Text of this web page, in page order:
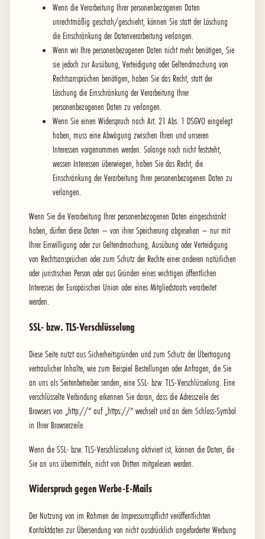
Wenn die Verarbeitung Ihrer personenbezogenen Daten
unrechtmäßig geschah/geschieht, können Sie statt der Löschung
die Einschränkung der Datenverarbeitung verlangen.
Wenn wir Ihre personenbezogenen Daten nicht mehr benötigen, Sie
sie jedoch zur Ausübung, Verteidigung oder Geltendmachung von
Rechtsansprüchen benötigen, haben Sie das Recht, statt der
Löschung die Einschränkung der Verarbeitung Ihrer
personenbezogenen Daten zu verlangen.
Wenn Sie einen Widerspruch nach Art. 21 Abs. 1 DSGVO eingelegt
haben, muss eine Abwägung zwischen Ihren und unseren
Interessen vorgenommen werden. Solange noch nicht feststeht,
wessen Interessen überwiegen, haben Sie das Recht, die
Einschränkung der Verarbeitung Ihrer personenbezogenen Daten zu
verlangen.
Wenn Sie die Verarbeitung Ihrer personenbezogenen Daten eingeschränkt
haben, dürfen diese Daten – von ihrer Speicherung abgesehen – nur mit
Ihrer Einwilligung oder zur Geltendmachung, Ausübung oder Verteidigung
von Rechtsansprüchen oder zum Schutz der Rechte einer anderen natürlichen
oder juristischen Person oder aus Gründen eines wichtigen öffentlichen
Interesses der Europäischen Union oder eines Mitgliedstaats verarbeitet
werden.
SSL- bzw. TLS-Verschlüsselung
Diese Seite nutzt aus Sicherheitsgründen und zum Schutz der Übertragung
vertraulicher Inhalte, wie zum Beispiel Bestellungen oder Anfragen, die Sie
an uns als Seitenbetreiber senden, eine SSL- bzw. TLS-Verschlüsselung. Eine
verschlüsselte Verbindung erkennen Sie daran, dass die Adresszeile des
Browsers von „http://“ auf „https://“ wechselt und an dem Schloss-Symbol
in Ihrer Browserzeile.
Wenn die SSL- bzw. TLS-Verschlüsselung aktiviert ist, können die Daten, die
Sie an uns übermitteln, nicht von Dritten mitgelesen werden.
Widerspruch gegen Werbe-E-Mails
Der Nutzung von im Rahmen der Impressumspflicht veröffentlichten
Kontaktdaten zur Übersendung von nicht ausdrücklich angeforderter Werbung